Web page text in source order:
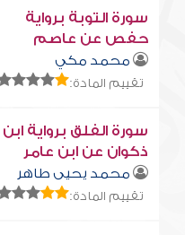
سورة التوبة برواية
حفص عن عاصم
محمد مكي
تقييم المادة:
سورة الفلق برواية ابن
ذكوان عن ابن عامر
محمد يحيى طاهر
تقييم المادة: